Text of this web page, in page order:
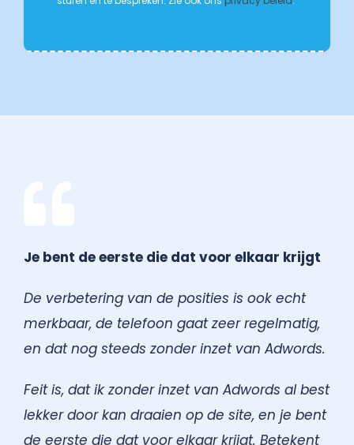
Je bent de eerste die dat voor elkaar krijgt
De verbetering van de posities is ook echt
merkbaar, de telefoon gaat zeer regelmatig,
en dat nog steeds zonder inzet van Adwords.
Feit is, dat ik zonder inzet van Adwords al best
lekker door kan draaien op de site, en je bent
de eerste die dat voor elkaar krijgt. Betekent